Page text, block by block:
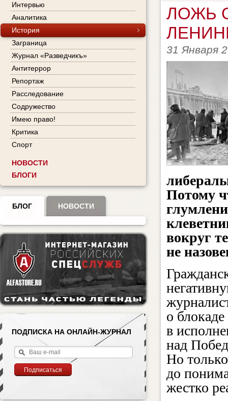
Интервью
Аналитика
История
Заграница
Журнал «Разведчикъ»
Антитеррор
Репортаж
Расследование
Содружество
Имею право!
Критика
Спорт
НОВОСТИ
БЛОГИ
БЛОГ НОВОСТИ
ПОДПИСКА НА ОНЛАЙН-ЖУРНАЛ
ЛОЖЬ
31 Января
Потому
вокруг
не
о
в
над
Но
до
жестко